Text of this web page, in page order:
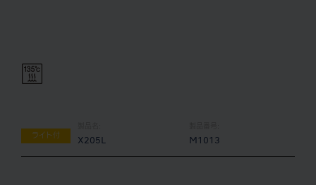
ライト付
X205L M1013